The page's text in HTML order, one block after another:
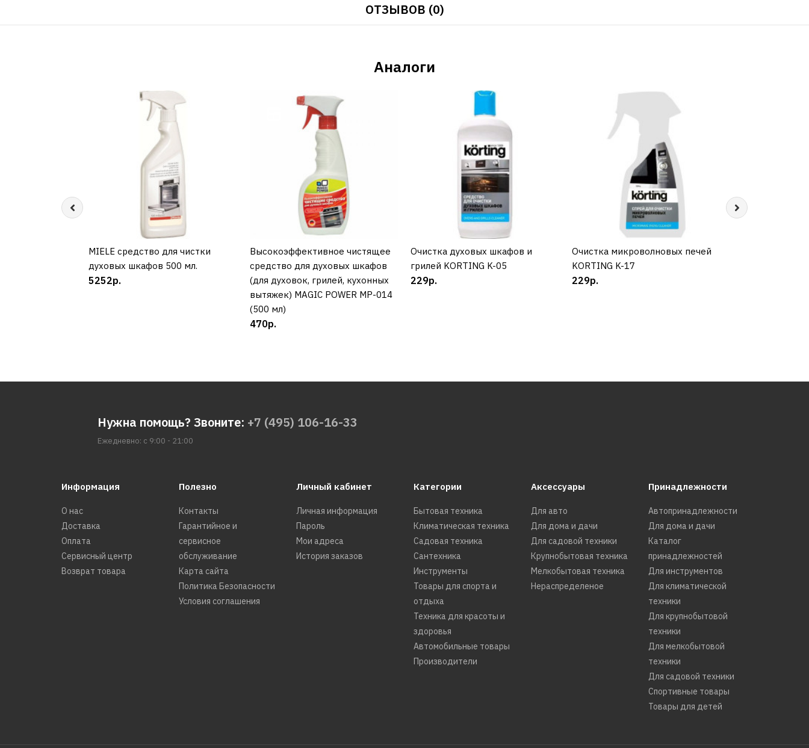
ОТЗЫВОВ (0)
Аналоги
КУПИТЬ
MIELE средство для чистки
духовых шкафов 500 мл.
5252р.
КУПИТЬ
Высокоэффективное чистящее
средство для духовых шкафов
(для духовок, грилей, кухонных
вытяжек) MAGIC POWER MP-014
(500 мл)
470р.
КУПИТЬ
Очистка духовых шкафов и
грилей KORTING K-05
229р.
КУПИТЬ
Очистка микроволновых печей
KORTING K-17
229р.
Нужна помощь? Звоните: +7 (495) 106-16-33
Ежедневно: с 9:00 - 21:00
Информация
О нас
Доставка
Оплата
Сервисный центр
Возврат товара
Полезно
Контакты
Гарантийное и
сервисное
обслуживание
Карта сайта
Политика Безопасности
Условия соглашения
Личный кабинет
Личная информация
Пароль
Мои адреса
История заказов
Категории
Бытовая техника
Климатическая техника
Садовая техника
Сантехника
Инструменты
Товары для спорта и
отдыха
Техника для красоты и
здоровья
Автомобильные товары
Производители
Аксессуары
Для авто
Для дома и дачи
Для садовой техники
Крупнобытовая техника
Мелкобытовая техника
Нераспределеное
Принадлежности
Автопринадлежности
Для дома и дачи
Каталог
принадлежностей
Для инструментов
Для климатической
техники
Для крупнобытовой
техники
Для мелкобытовой
техники
Для садовой техники
Спортивные товары
Товары для детей